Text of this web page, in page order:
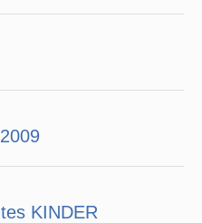
KINDER